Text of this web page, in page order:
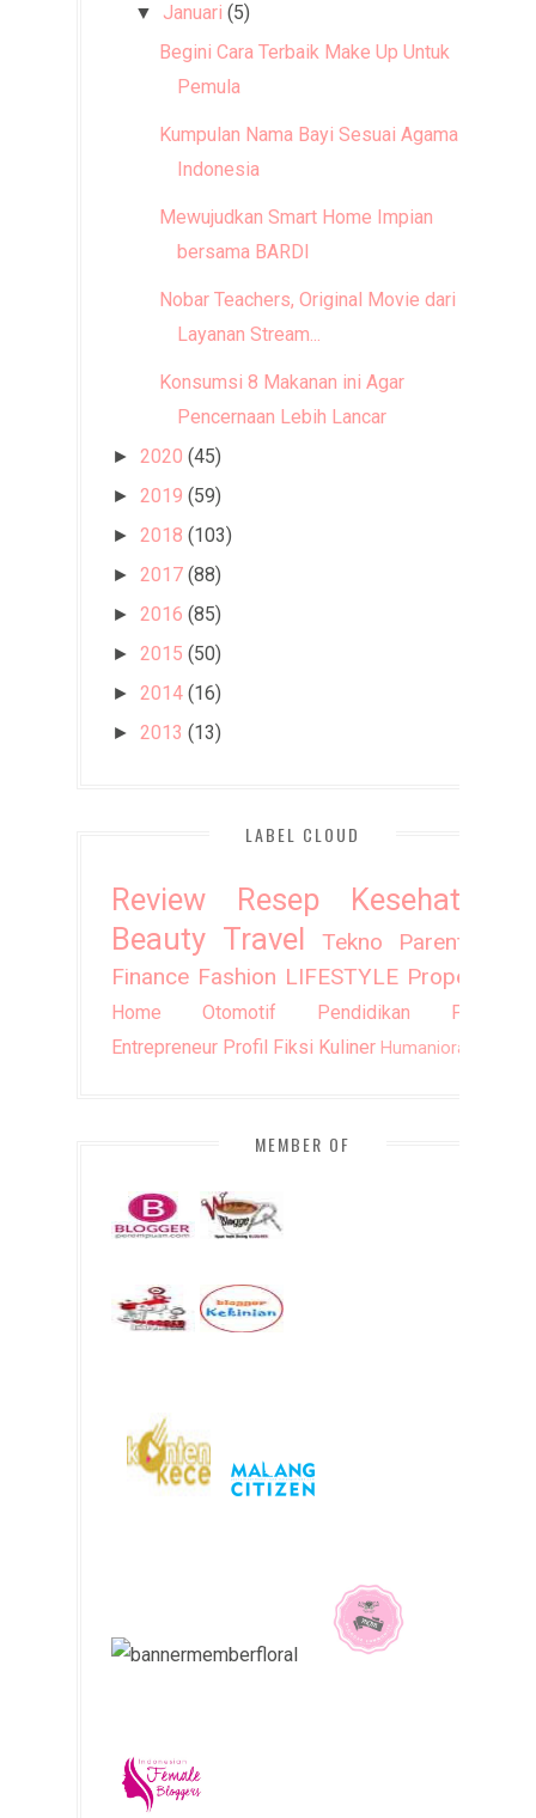
▼ Januari (5)
Begini Cara Terbaik Make Up Untuk
Pemula
Kumpulan Nama Bayi Sesuai Agama Di
Indonesia
Mewujudkan Smart Home Impian
bersama BARDI
Nobar Teachers, Original Movie dari
Layanan Stream...
Konsumsi 8 Makanan ini Agar
Pencernaan Lebih Lancar
► 2020 (45)
► 2019 (59)
► 2018 (103)
► 2017 (88)
► 2016 (85)
► 2015 (50)
► 2014 (16)
► 2013 (13)
LABEL CLOUD
Review Resep
Kesehatan
Beauty Travel Tekno
Parenting
Finance Fashion LIFESTYLE Property
Home Otomotif Pendidikan
Puisi
Entrepreneur Profil Fiksi Kuliner Humaniora
MEMBER OF